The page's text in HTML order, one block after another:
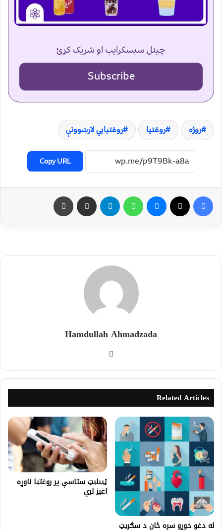
چینل سبسکرایب او شریک کړئ
Subscribe
روژه روغتيا روغتیایي لارښوونې
Copy URL
Hamdullah Ahmadzada
Related Articles
له دغو خوړو سره ځان د سګریټ
ټیبلیټ ستاسې پر روغتیا ناوړه
اغیز لري